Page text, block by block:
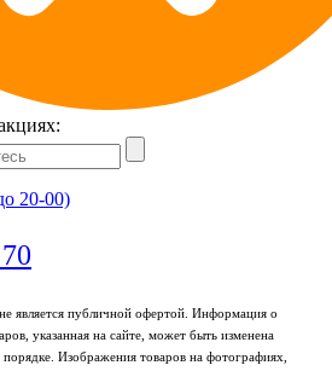
20-00)
является публичной офертой. Информация о
указанная на сайте, может быть изменена
Изображения товаров на фотографиях,